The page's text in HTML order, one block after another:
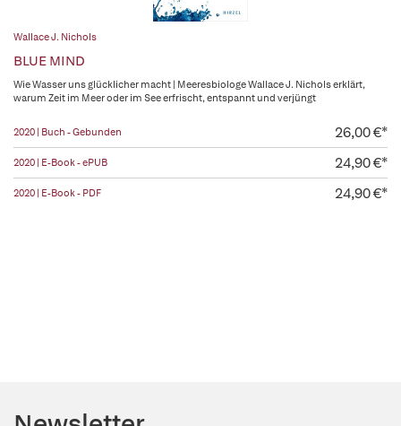
Wallace J. Nichols
BLUE MIND
Wie Wasser uns glücklicher macht | Meeresbiologe Wallace J. Nichols erklärt,
warum Zeit im Meer oder im See erfrischt, entspannt und verjüngt
2020 | Buch - Gebunden 26,00 €*
2020 | E-Book - ePUB 24,90 €*
2020 | E-Book - PDF 24,90 €*